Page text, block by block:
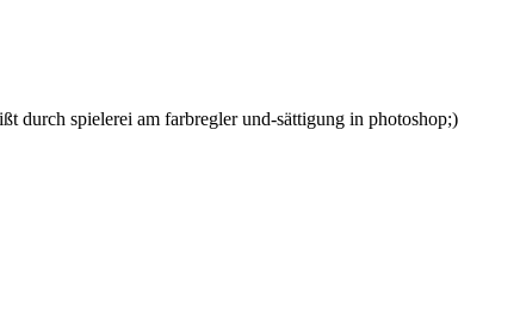
durch spielerei am farbregler und-sättigung in photoshop;)